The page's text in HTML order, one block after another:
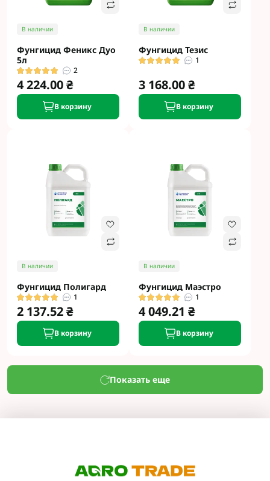
В наличии
Фунгицид Феникс Дуо
5л
2
4 224.00 ₴
В корзину
В наличии
Фунгицид Тезис
1
3 168.00 ₴
В корзину
В наличии
Фунгицид Полигард
1
2 137.52 ₴
В корзину
В наличии
Фунгицид Маэстро
1
4 049.21 ₴
В корзину
Показать еще